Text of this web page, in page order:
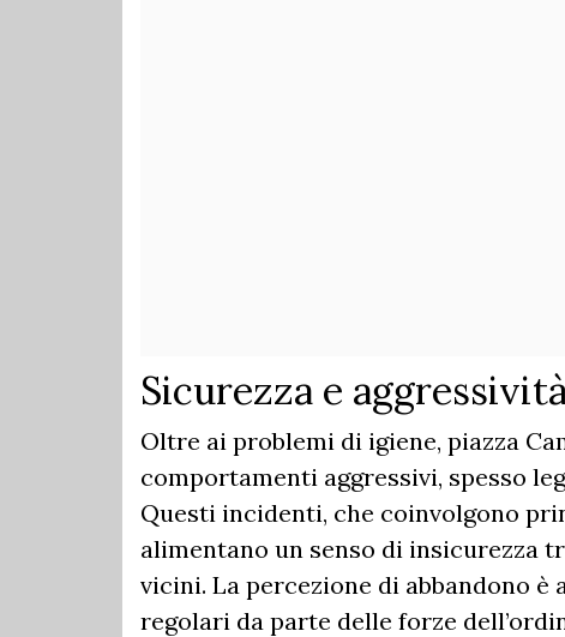
Sicurezza e
Oltre ai problemi di igiene, piazza
comportamenti aggressivi, spesso
Questi incidenti, che coinvolgono
alimentano un senso di insicurezza
vicini. La percezione di abbandono
regolari da parte delle forze